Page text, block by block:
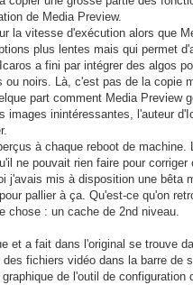
de Media Preview.
la vitesse d'exécution alors que
plus lentes mais qui permet
a fini par intégrer des algos
ou noirs. Là, c'est pas de la copie
part comment Media Preview
images inintéressantes, l'auteur
à chaque reboot de machine.
ne pouvait rien faire pour corriger
j'avais mis à disposition une bêta
pallier à ça. Qu'est-ce qu'on
chose : un cache de 2nd niveau.
et a fait dans l'original se trouve
fichiers vidéo dans la barre de
de l'outil de configuration